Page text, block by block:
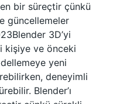
bir süreçtir çünkü
güncellemeler
3D’yi
kişiye ve önceki
yeni
deneyimli
Blender’ı